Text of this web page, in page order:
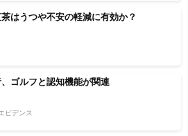
はうつや不安の軽減に有効か？
、ゴルフと認知機能が関連
ビデンス